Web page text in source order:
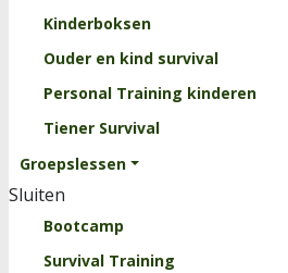
Kinderboksen
Ouder en kind survival
Personal Training kinderen
Tiener Survival
Groepslessen
Sluiten
Bootcamp
Survival Training